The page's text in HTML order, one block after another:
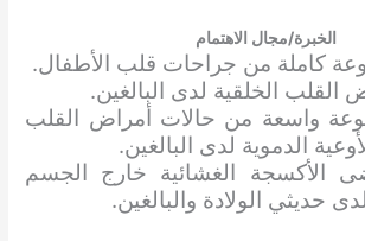
الخبرة/مجال الاهتمام
كاملة من جراحات قلب الأطفال.
القلب الخلقية لدى البالغين.
واسعة من حالات أمراض القلب
الدموية لدى البالغين.
الأكسجة الغشائية خارج الجسم